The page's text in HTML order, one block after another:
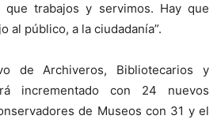
que trabajos y servimos. Hay que
al público, a la ciudadanía”.
de Archiveros, Bibliotecarios y
incrementado con 24 nuevos
de Museos con 31 y el